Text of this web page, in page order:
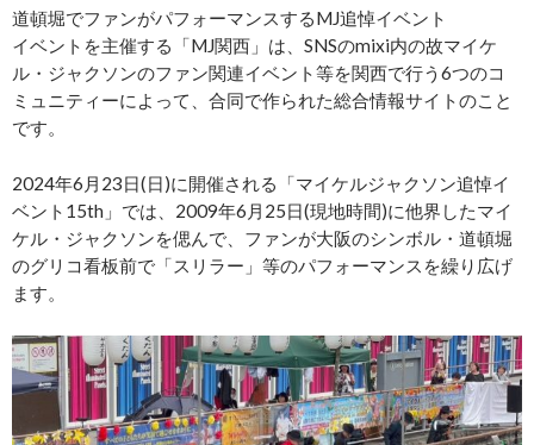
道頓堀でファンがパフォーマンスするMJ追悼イベント
イベントを主催する「MJ関西」は、SNSのmixi内の故マイケ
ル・ジャクソンのファン関連イベント等を関西で行う6つのコ
ミュニティーによって、合同で作られた総合情報サイトのこと
です。
2024年6月23日(日)に開催される「マイケルジャクソン追悼イ
ベント15th」では、2009年6月25日(現地時間)に他界したマイ
ケル・ジャクソンを偲んで、ファンが大阪のシンボル・道頓堀
のグリコ看板前で「スリラー」等のパフォーマンスを繰り広げ
ます。